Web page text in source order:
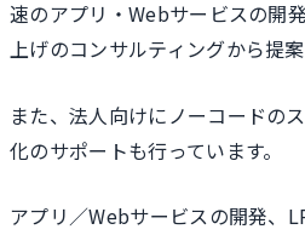
速のアプリ・Webサービスの開
上げのコンサルティングから提
また、法人向けにノーコードの
化のサポートも行っています。
アプリ／Webサービスの開発、